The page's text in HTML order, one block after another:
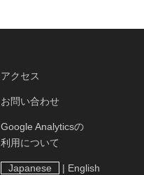
アクセス
お問い合わせ
Google Analyticsの
利用について
Japanese | English